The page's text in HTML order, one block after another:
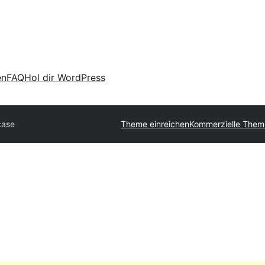
FAQHol dir WordPress
Theme einreichenKommerzielle